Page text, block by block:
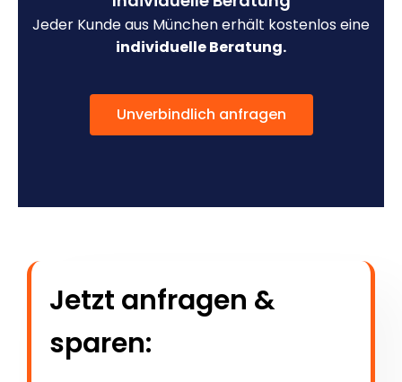
Jeder Kunde aus München erhält kostenlos eine
individuelle Beratung.
Unverbindlich anfragen
Jetzt anfragen &
sparen: